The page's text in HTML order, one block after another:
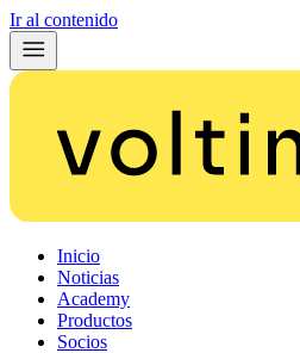
Ir al contenido
Inicio
Noticias
Academy
Productos
Socios